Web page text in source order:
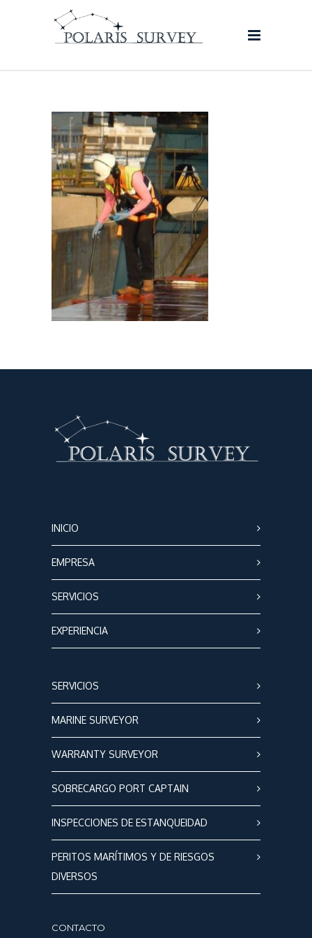
INICIO
EMPRESA
SERVICIOS
EXPERIENCIA
SERVICIOS
MARINE SURVEYOR
WARRANTY SURVEYOR
SOBRECARGO PORT CAPTAIN
INSPECCIONES DE ESTANQUEIDAD
PERITOS MARÍTIMOS Y DE RIESGOS
DIVERSOS
CONTACTO